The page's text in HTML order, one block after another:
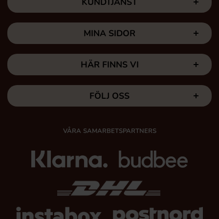
MINA SIDOR
HÄR FINNS VI
FÖLJ OSS
VÅRA SAMARBETSPARTNERS